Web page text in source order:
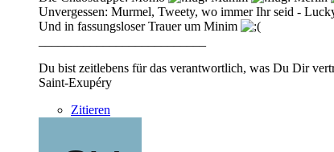
Unvergessen: Murmel, Tweety, wo immer Ihr seid -
Und in fassungsloser Trauer um Minim
Du bist zeitlebens für das verantwortlich, was Du Dir
Saint-Exupéry
Zitieren